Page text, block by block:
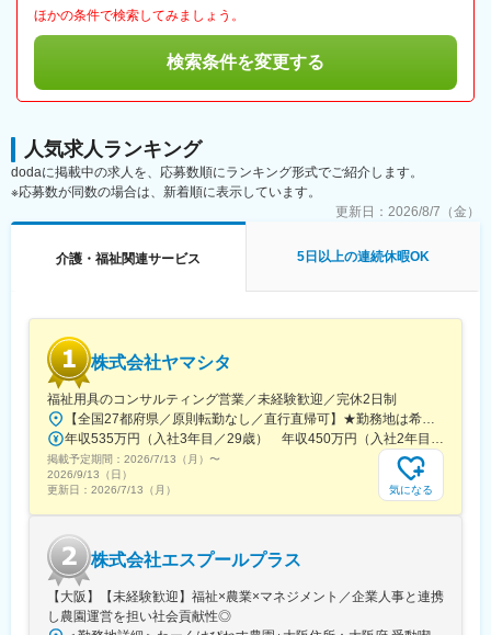
ほかの条件で検索してみましょう。
検索条件を変更する
人気求人ランキング
dodaに掲載中の求人を、応募数順にランキング形式でご紹介します。
※応募数が同数の場合は、新着順に表示しています。
更新日： 2026/8/7（金）
介護・福祉関連サービス 5日以上の連続休暇OK
株式会社ヤマシタ
福祉用具のコンサルティング営業／未経験歓迎／完休2日制
【全国27都府県／原則転勤なし／直行直帰可】★勤務地は希望を考慮★拠点により車通勤OK※充足状況により、ご希望の勤務地での募集が終了している場合があります。※転居を伴う転勤の有無は、半年ごとに希望を伺い、選択いただけます。■東北■・宮城県（仙台市）■関東■・東京都（東京23区など）・神奈川県（横浜市など）・埼玉県（さいたま市など）・千葉県（千葉市など）・茨城県（水戸市）・栃木県（宇都宮市／足利市）・群馬県（前橋市）■東海■・愛知県（名古屋市／豊田市／豊橋市／小牧市）・静岡県（静岡市／浜松市／沼津市／焼津市／富士市）・岐阜県（岐阜市）・三重県（四日市市）■信越・北陸■・長野県（長野市）・山梨県（甲府市）・石川県（金沢市）・富山県（富山市）・福井県（福井市）■関西■・大阪府・兵庫県（神戸市／尼崎市／姫路市）・京都府（京都市）・奈良県（奈良市／天理市）・滋賀県（大津市／彦根市）・和歌山県（和歌山市／田辺市）■中国■・広島県（広島市）・岡山県（岡山市）■四国■・香川県（高松市）■九州■・福岡県（福岡市）
年収535万円（入社3年目／29歳） 年収450万円（入社2年目／26歳）
掲載予定期間： 2026/7/13（月） 〜
2026/9/13（日）
更新日： 2026/7/13（月） 気になる
株式会社エスプールプラス
【大阪】【未経験歓迎】福祉×農業×マネジメント／企業人事と連携
し農園運営を担い社会貢献性◎